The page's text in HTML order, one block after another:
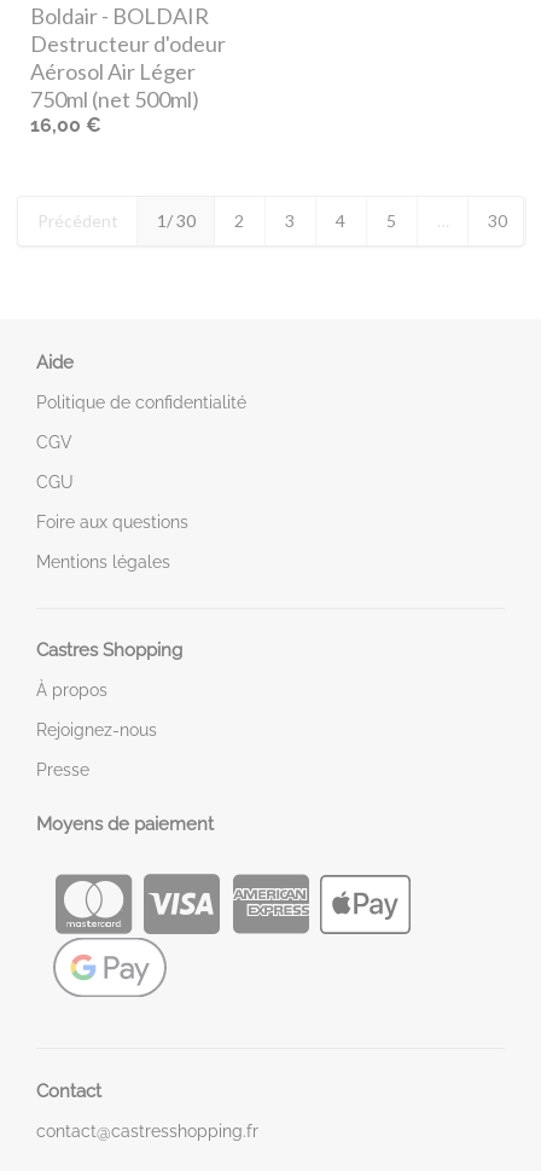
Boldair- BOLDAIR
Destructeur d'odeur
Aérosol Air Léger
750ml (net 500ml)
16,00 €
Précédent 1/ 30 2 3 4 5 … 30
Aide
Politique de confidentialité
CGV
CGU
Foire aux questions
Mentions légales
Castres Shopping
À propos
Rejoignez-nous
Presse
Moyens de paiement
Contact
contact@castresshopping.fr